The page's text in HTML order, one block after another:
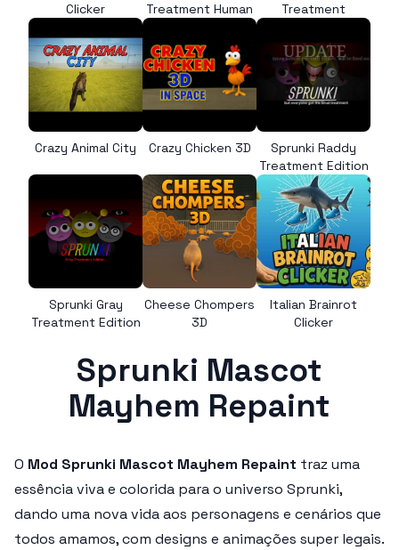
Clicker
Treatment Human
Treatment
Crazy Animal City Crazy Chicken 3D
Sprunki Raddy
Treatment Edition
Sprunki Gray
Treatment Edition
Cheese Chompers
3D
Italian Brainrot
Clicker
Sprunki Mascot
Mayhem Repaint
O Mod Sprunki Mascot Mayhem Repaint traz uma
essência viva e colorida para o universo Sprunki,
dando uma nova vida aos personagens e cenários que
todos amamos, com designs e animações super legais.